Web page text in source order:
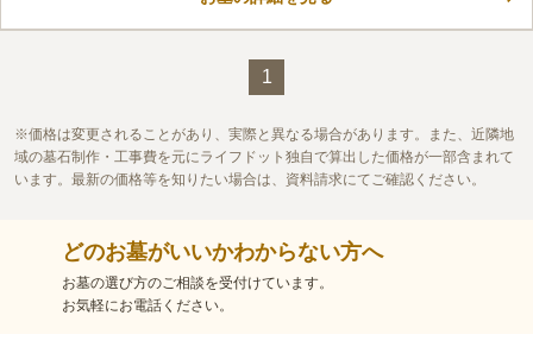
この霊園はまだ誰からも評価されていません。
1
価格は変更されることがあり、実際と異なる場合があります。また、近隣地
域の墓石制作・工事費を元にライフドット独自で算出した価格が一部含まれて
います。最新の価格等を知りたい場合は、資料請求にてご確認ください。
どのお墓がいいかわからない方へ
お墓の選び方のご相談を受付けています。
お気軽にお電話ください。